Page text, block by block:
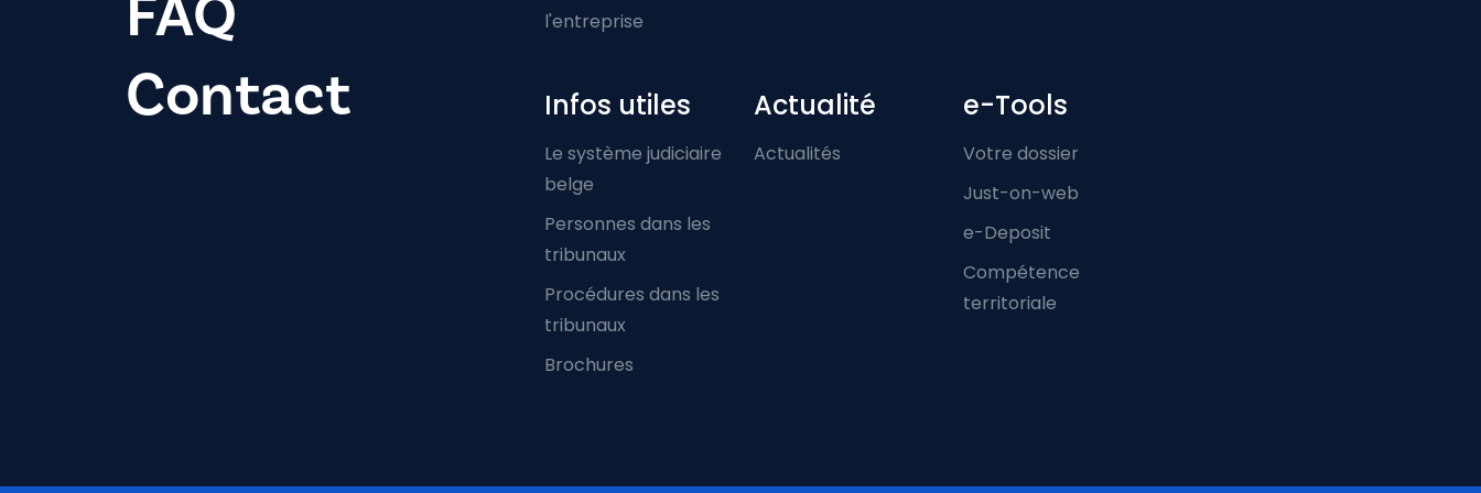
FAQ
Contact
l'entreprise
Infos utiles
Le système judiciaire
belge
Personnes dans les
tribunaux
Procédures dans les
tribunaux
Brochures
Actualité
Actualités
e-Tools
Votre dossier
Just-on-web
e-Deposit
Compétence
territoriale